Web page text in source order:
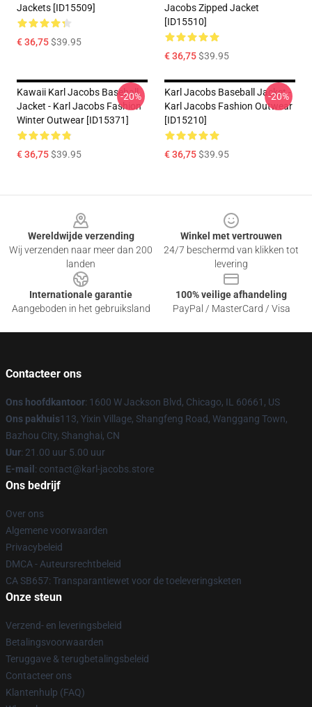
Jackets [ID15509]
€ 36,75$39.95
Jacobs Zipped Jacket
[ID15510]
€ 36,75$39.95
Kawaii Karl Jacobs Baseball
Jacket - Karl Jacobs Fashion
Winter Outwear [ID15371]
€ 36,75$39.95
-20%
Karl Jacobs Baseball Jacket -
Karl Jacobs Fashion Outwear
[ID15210]
€ 36,75$39.95
-20%
Wereldwijde verzending
Wij verzenden naar meer dan 200
landen
Winkel met vertrouwen
24/7 beschermd van klikken tot
levering
Internationale garantie
Aangeboden in het gebruiksland
100% veilige afhandeling
PayPal / MasterCard / Visa
Contacteer ons
Ons hoofdkantoor: 1600 W Jackson Blvd, Chicago, IL 60661, US
Ons pakhuis113, Yixin Village, Shangfeng Road, Wanggang Town,
Bazhou City, Shanghai, CN
Uur: 21.00 uur 5.00 uur
E-mail : contact@karl-jacobs.store
Ons bedrijf
Over ons
Algemene voorwaarden
Privacybeleid
DMCA - Auteursrechtbeleid
CA SB657: Transparantiewet voor de toeleveringsketen
Onze steun
Verzend- en leveringsbeleid
Betalingsvoorwaarden
Teruggave & terugbetalingsbeleid
Contacteer ons
Klantenhulp (FAQ)